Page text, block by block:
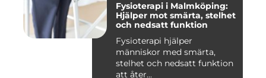
Fysioterapi i Malmköping:
Hjälper mot smärta, stelhet
och nedsatt funktion
Fysioterapi hjälper
människor med smärta,
stelhet och nedsatt funktion
att åter...